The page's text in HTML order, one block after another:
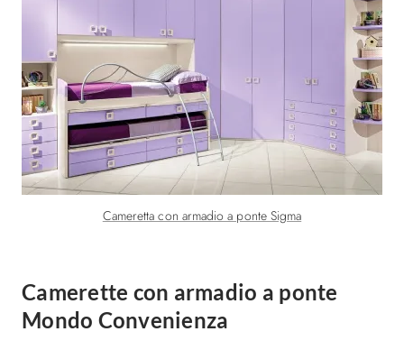
Cameretta con armadio a ponte Sigma
Camerette con armadio a ponte
Mondo Convenienza